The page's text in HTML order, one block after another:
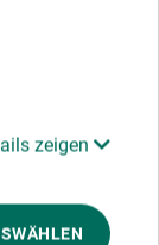
zeigen